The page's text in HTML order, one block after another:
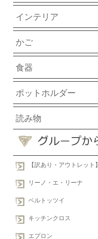
インテリア
かご
食器
ポットホルダー
読み物
【訳あり・アウトレット】
リーノ・エ・リーナ
ベルトッツイ
キッチンクロス
エプロン